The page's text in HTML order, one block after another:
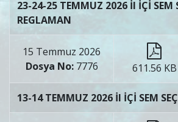
23-24-25 TEMMUZ 2026 İl İÇİ SEM
REGLAMAN
15 Temmuz 2026
Dosya No:7776 611.56 KB
13-14 TEMMUZ 2026 İl İÇİ SEM